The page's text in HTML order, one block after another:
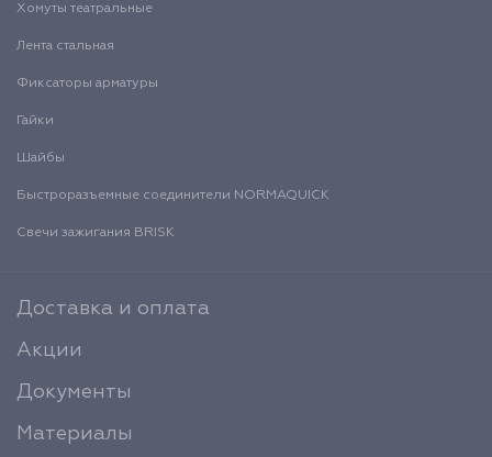
Хомуты театральные
Лента стальная
Фиксаторы арматуры
Гайки
Шайбы
Быстроразъемные соединители NORMAQUICK
Свечи зажигания BRISK
Доставка и оплата
Акции
Документы
Материалы